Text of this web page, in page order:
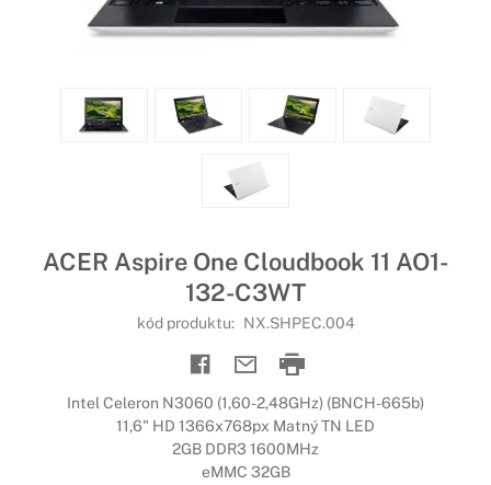
ACER Aspire One Cloudbook 11 AO1-
132-C3WT
kód produktu: NX.SHPEC.004
Intel Celeron N3060 (1,60-2,48GHz) (BNCH-665b)
11,6" HD 1366x768px Matný TN LED
2GB DDR3 1600MHz
eMMC 32GB